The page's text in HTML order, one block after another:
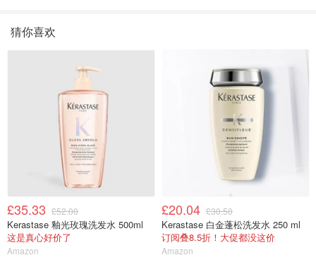
猜你喜欢
£35.33 £52.00
Kerastase 釉光玫瑰洗发水 500ml
这是真心好价了
Amazon
£20.04 £30.50
Kerastase 白金蓬松洗发水 250 ml
订阅叠8.5折！大促都没这价
Amazon